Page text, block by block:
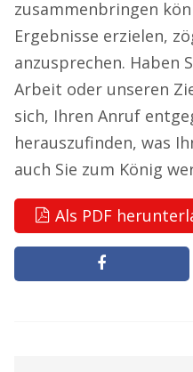
zusammenbringen
Ergebnisse erzielen,
anzusprechen. Haben
Arbeit oder unseren
sich, Ihren Anruf
herauszufinden, was
auch Sie zum König
Als PDF